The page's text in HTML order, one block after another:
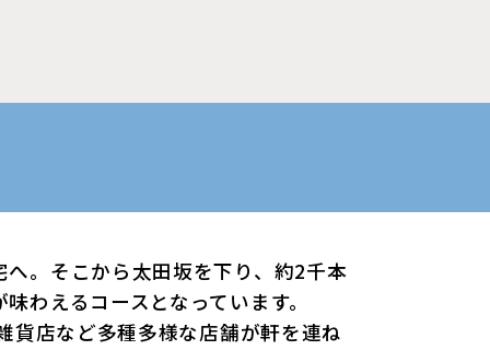
。そこから太田坂を下り、約2千本
わえるコースとなっています。
貨店など多種多様な店舗が軒を連ね